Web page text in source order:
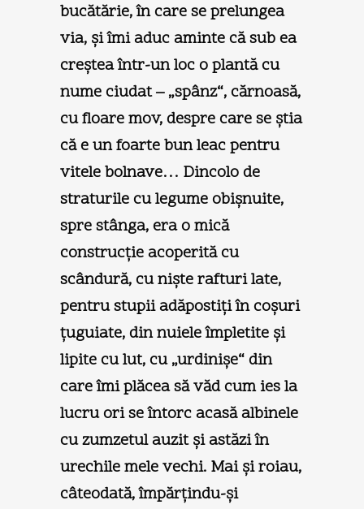
bucătărie, în care se prelungea
via, şi îmi aduc aminte că sub ea
creştea într-un loc o plantă cu
nume ciudat – „spânz“, cărnoasă,
cu floare mov, despre care se ştia
că e un foarte bun leac pentru
vitele bolnave… Dincolo de
straturile cu legume obişnuite,
spre stânga, era o mică
construcţie acoperită cu
scândură, cu nişte rafturi late,
pentru stupii adăpostiţi în coşuri
ţuguiate, din nuiele împletite şi
lipite cu lut, cu „urdinişe“ din
care îmi plăcea să văd cum ies la
lucru ori se întorc acasă albinele
cu zumzetul auzit şi astăzi în
urechile mele vechi. Mai şi roiau,
câteodată, împărţindu-şi